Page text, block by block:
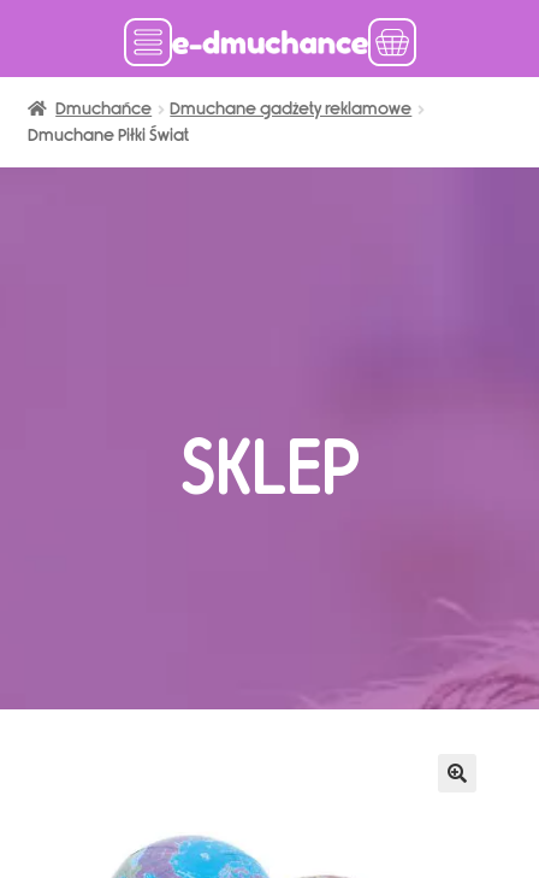
Dmuchańce w magazynie
Produkcja Dmuchańców
Sale Zabaw
Dmuchańce
Dmuchane gadżety reklamowe
Dmuchane Piłki Świat